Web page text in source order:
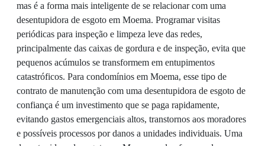
mas é a forma mais inteligente de se relacionar com uma
desentupidora de esgoto em Moema. Programar visitas
periódicas para inspeção e limpeza leve das redes,
principalmente das caixas de gordura e de inspeção, evita que
pequenos acúmulos se transformem em entupimentos
catastróficos. Para condomínios em Moema, esse tipo de
contrato de manutenção com uma desentupidora de esgoto de
confiança é um investimento que se paga rapidamente,
evitando gastos emergenciais altos, transtornos aos moradores
e possíveis processos por danos a unidades individuais. Uma